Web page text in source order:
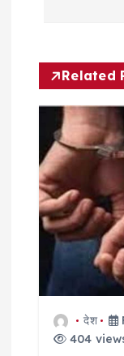
a
v
g
a
Related
देश
404